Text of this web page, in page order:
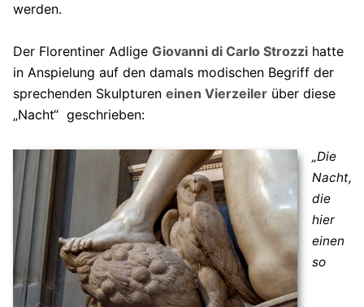
werden.
Der Florentiner Adlige Giovanni di Carlo Strozzihatte
in Anspielung auf den damals modischen Begriff der
sprechenden Skulpturen einen Vierzeilerüber diese
„Nacht“ geschrieben:
„Die
Nacht,
die
hier
einen
so